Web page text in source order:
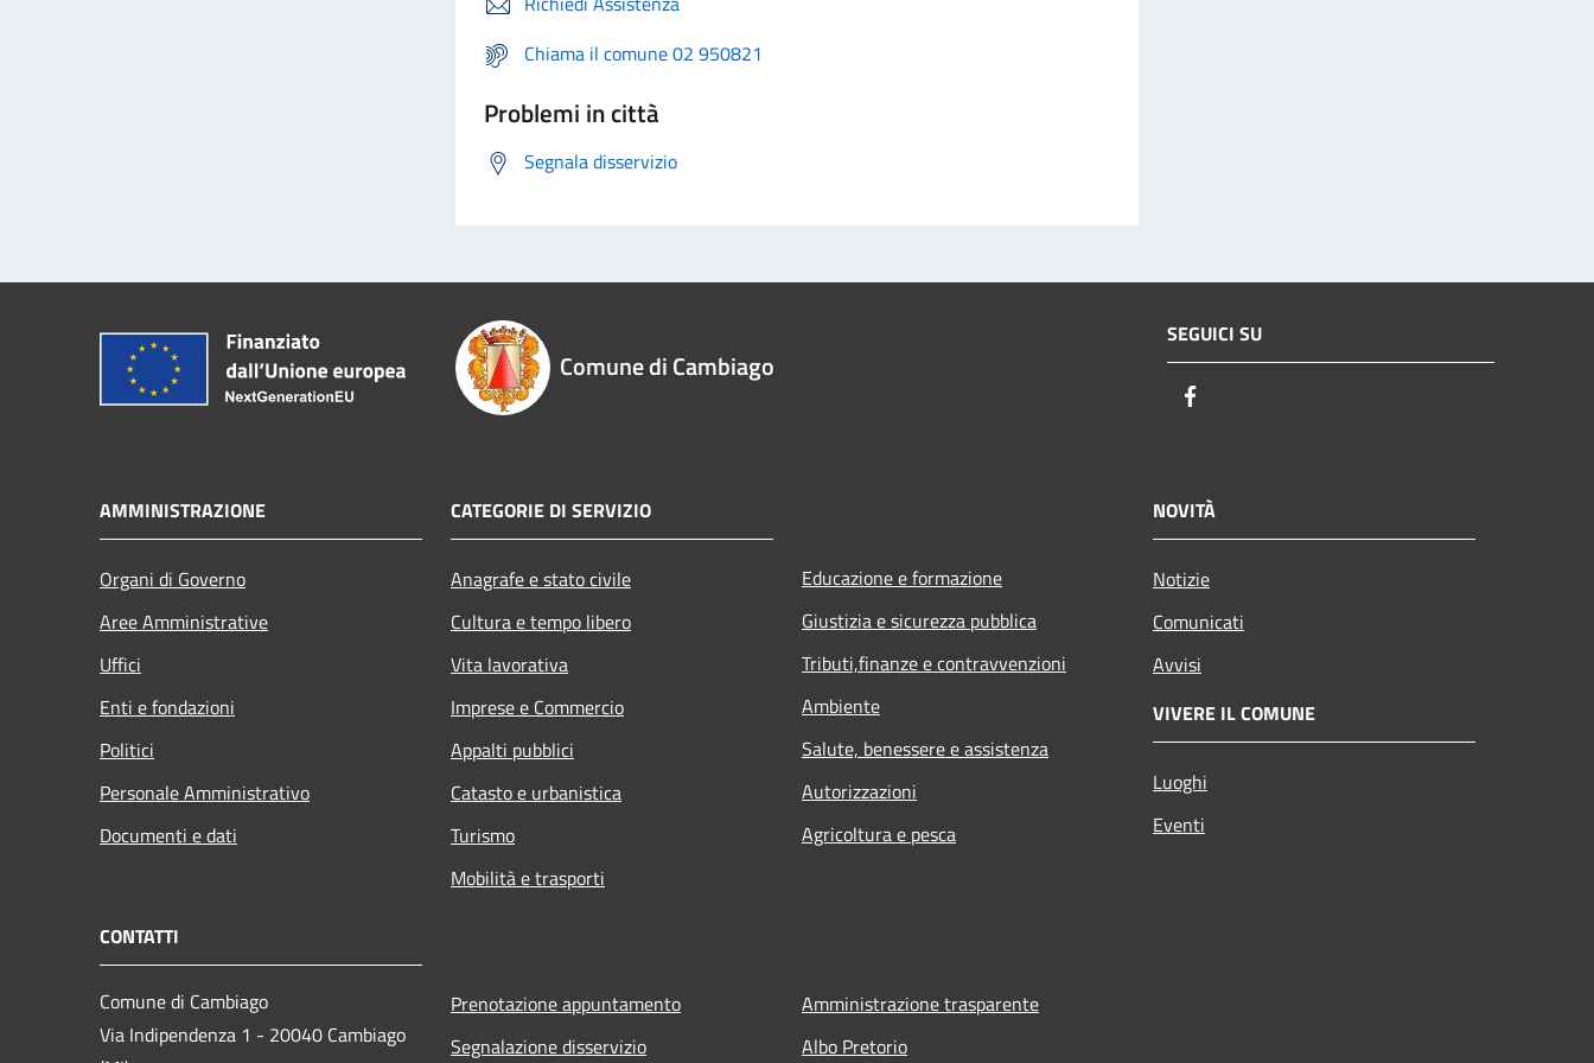
Chiama il comune 02 950821
Problemi in città
Segnala disservizio
Comune di Cambiago
SEGUICI SU
AMMINISTRAZIONE
Organi di Governo
Aree Amministrative
Uffici
Enti e fondazioni
Politici
Personale Amministrativo
Documenti e dati
CATEGORIE DI SERVIZIO
Anagrafe e stato civile
Cultura e tempo libero
Vita lavorativa
Imprese e Commercio
Appalti pubblici
Catasto e urbanistica
Turismo
Mobilità e trasporti
Educazione e formazione
Giustizia e sicurezza pubblica
Tributi,finanze e contravvenzioni
Ambiente
Salute, benessere e assistenza
Autorizzazioni
Agricoltura e pesca
NOVITÀ
Notizie
Comunicati
Avvisi
VIVERE IL COMUNE
Luoghi
Eventi
CONTATTI
Comune di Cambiago
Via Indipendenza 1 - 20040 Cambiago
Prenotazione appuntamento
Segnalazione disservizio
Amministrazione trasparente
Albo Pretorio